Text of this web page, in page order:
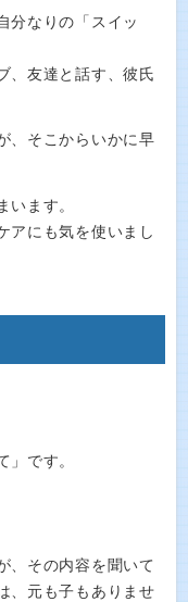
分なりの「スイッ
、友達と話す、彼氏
、そこからいかに早
います。
アにも気を使いまし
」です。
、その内容を聞いて
、元も子もありませ